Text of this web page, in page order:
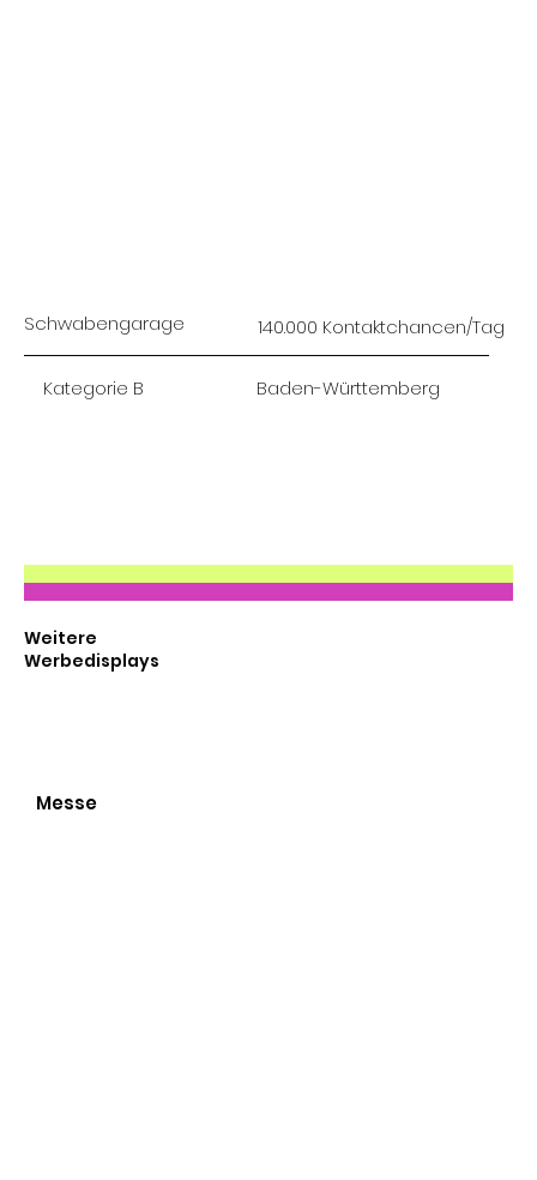
Kategorie B
140.000 Kontaktchancen/Tag
Schwabengarage
Baden-Württemberg
Weitere
Werbedisplays
Messe